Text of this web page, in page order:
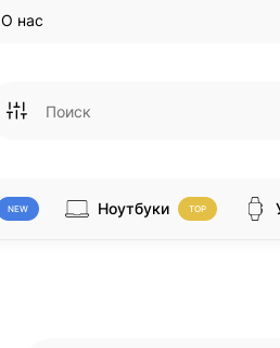
О нас
NEW Ноутбуки TOP